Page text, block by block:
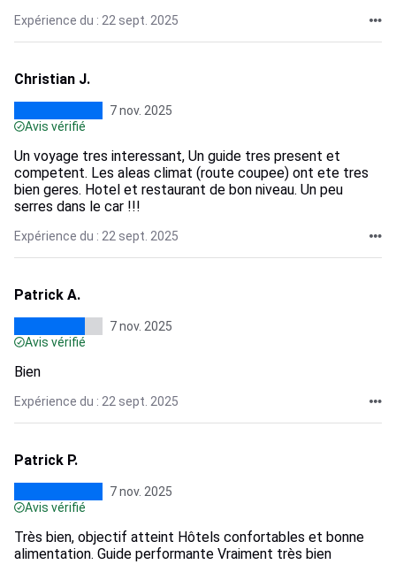
Expérience du : 22 sept. 2025
Christian J.
7 nov. 2025
Avis vérifié
Un voyage tres interessant, Un guide tres present et
competent. Les aleas climat (route coupee) ont ete tres
bien geres. Hotel et restaurant de bon niveau. Un peu
serres dans le car !!!
Expérience du : 22 sept. 2025
Patrick A.
7 nov. 2025
Avis vérifié
Bien
Expérience du : 22 sept. 2025
Patrick P.
7 nov. 2025
Avis vérifié
Très bien, objectif atteint Hôtels confortables et bonne
alimentation. Guide performante Vraiment très bien